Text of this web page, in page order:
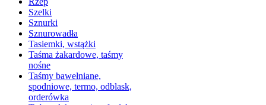
Szelki
Sznurki
Sznurowadła
Tasiemki, wstążki
Taśma żakardowe, taśmy
nośne
Taśmy bawełniane,
spodniowe, termo, odblask,
orderówka